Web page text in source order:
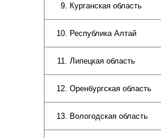
Курганская область
Республика Алтай
Липецкая область
Оренбургская область
Вологодская область